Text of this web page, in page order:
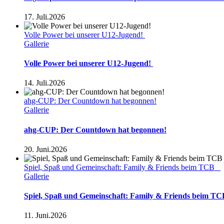
17. Juli.2026
Volle Power bei unserer U12-Jugend!
Gallerie
Volle Power bei unserer U12-Jugend!
14. Juli.2026
ahg-CUP: Der Countdown hat begonnen!
Gallerie
ahg-CUP: Der Countdown hat begonnen!
20. Juni.2026
Spiel, Spaß und Gemeinschaft: Family & Friends beim TCB
Gallerie
Spiel, Spaß und Gemeinschaft: Family & Friends beim
11. Juni.2026